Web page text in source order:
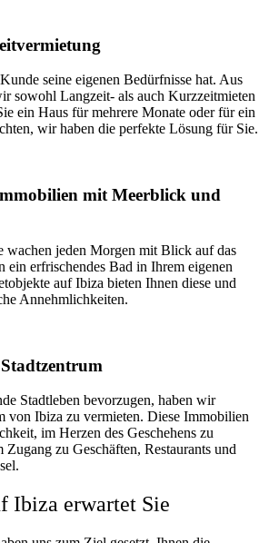
seine eigenen Bedürfnisse hat. Aus
sowohl Langzeit- als auch Kurzzeitmieten
ein Haus für mehrere Monate oder für ein
wir haben die perfekte Lösung für Sie.
mit Meerblick und
wachen jeden Morgen mit Blick auf das
ein erfrischendes Bad in Ihrem eigenen
auf Ibiza bieten Ihnen diese und
Annehmlichkeiten.
Stadtleben bevorzugen, haben wir
von Ibiza zu vermieten. Diese Immobilien
im Herzen des Geschehens zu
zu Geschäften, Restaurants und
Ibiza erwartet Sie